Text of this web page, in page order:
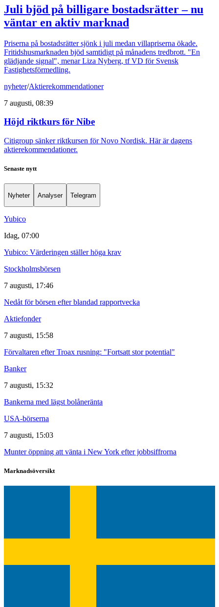
Juli bjöd på billigare bostadsrätter – nu
väntar en aktiv marknad
Priserna på bostadsrätter sjönk i juli medan villapriserna ökade.
Fritidshusmarknaden bjöd samtidigt på månadens tredbrott. "En
glädjande signal", menar Liza Nyberg, tf VD för Svensk
Fastighetsförmedling.
nyheter/Aktierekommendationer
7 augusti, 08:39
Höjd riktkurs för Nibe
Citigroup sänker riktkursen för Novo Nordisk. Här är dagens
aktierekommendationer.
Senaste nytt
Nyheter Analyser Telegram
Yubico
Idag, 07:00
Yubico: Värderingen ställer höga krav
Stockholmsbörsen
7 augusti, 17:46
Nedåt för börsen efter blandad rapportvecka
Aktiefonder
7 augusti, 15:58
Förvaltaren efter Troax rusning: "Fortsatt stor potential"
Banker
7 augusti, 15:32
Bankerna med lägst bolåneränta
USA-börserna
7 augusti, 15:03
Munter öppning att vänta i New York efter jobbsiffrorna
Marknadsöversikt